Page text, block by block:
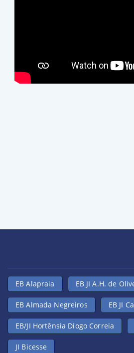
EB Alapraia EB JI A.H. de
EB Almada Negreiros EB JI
EB/JI Hortênsia Diogo Correia
JI Bicesse